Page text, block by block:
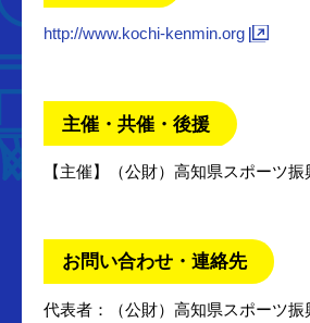
http://www.kochi-kenmin.org
主催・共催・後援
【主催】（公財）高知県スポーツ振
お問い合わせ・連絡先
代表者：（公財）高知県スポーツ振